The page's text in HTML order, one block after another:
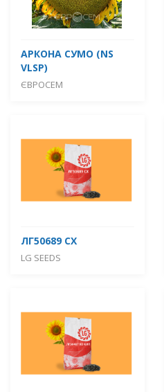
АРКОНА СУМО (NS
VLSP)
ЄВРОСЕМ
ЛГ50689 СХ
LG SEEDS